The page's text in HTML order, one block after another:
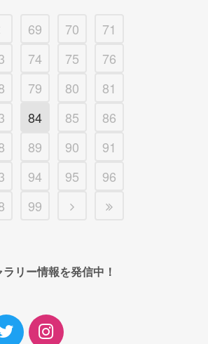
69 70
71
74 75
76
79 80
81
84 85
86
89 90
91
94 95
96
99
リー情報を発信中！